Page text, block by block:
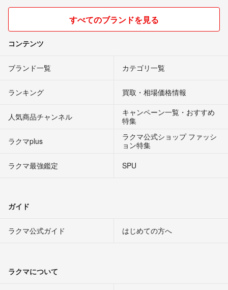
すべてのブランドを見る
コンテンツ
ブランド一覧 カテゴリ一覧
ランキング 買取・相場価格情報
人気商品チャンネル
キャンペーン一覧・おすすめ
特集
ラクマplus
ラクマ公式ショップ ファッシ
ョン特集
ラクマ最強鑑定
SPU
ガイド
ラクマ公式ガイド はじめての方へ
ラクマについて